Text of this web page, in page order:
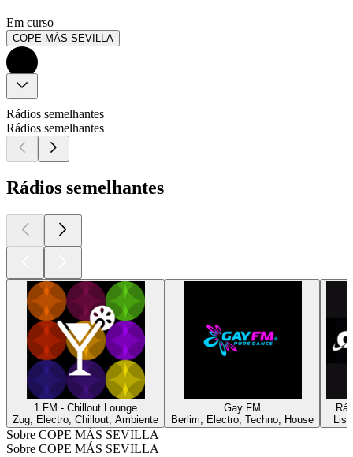
Em curso
COPE MÁS SEVILLA
Rádios semelhantes
Rádios semelhantes
Rádios semelhantes
1.FM - Chillout Lounge
Zug, Electro, Chillout, Ambiente
Gay FM
Berlim, Electro, Techno, House
Sobre COPE MÁS SEVILLA
Sobre COPE MÁS SEVILLA